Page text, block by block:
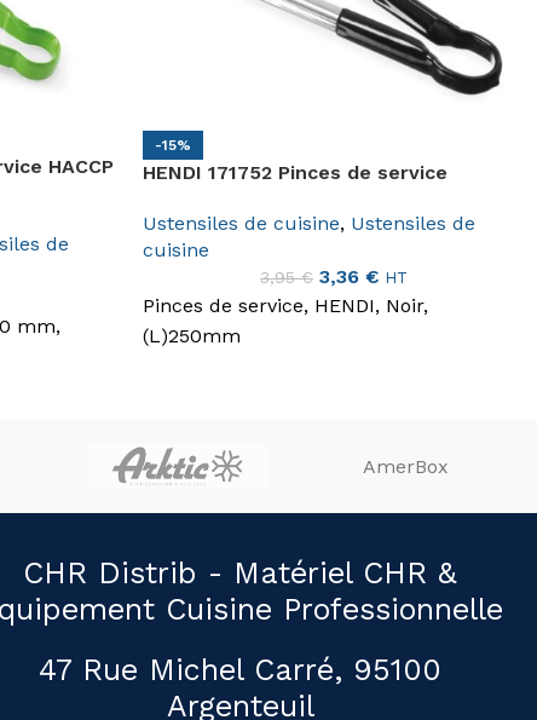
HACCP
de
mm,
-15%
HENDI 171752 Pinces de service
Ustensiles de cuisine, Ustensiles de
cuisine
3,95€ 3,36 € HT
Pinces de service, HENDI, Noir,
(L)250mm
AmerBox
CHR Distrib - Matériel CHR &
Cuisine Professionnelle
47 Rue Michel Carré, 95100
Argenteuil